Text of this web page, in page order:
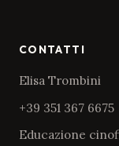
CONTATTI
Elisa Trombini
+39 351 367 6675
Educazione